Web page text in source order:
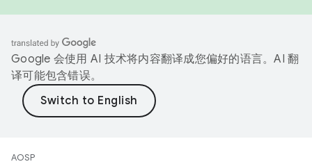
Google 会使用 AI 技术将内容翻译成您偏好的语言。AI 翻
译可能包含错误。
AOSP